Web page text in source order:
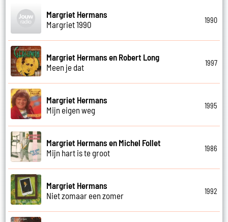
Margriet Hermans
Margriet 1990
1990
Margriet Hermans en Robert Long
Meen je dat
1997
Margriet Hermans
Mijn eigen weg
1995
Margriet Hermans en Michel Follet
Mijn hart is te groot
1986
Margriet Hermans
Niet zomaar een zomer
1992